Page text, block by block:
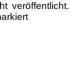
veröffentlicht.